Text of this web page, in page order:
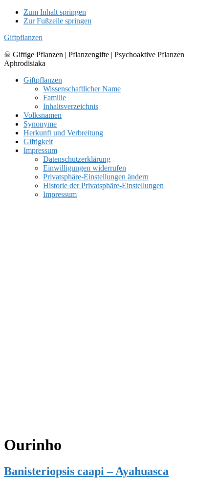
Zum Inhalt springen
Zur Fußzeile springen
Giftpflanzen
☠ Giftige Pflanzen | Pflanzengifte | Psychoaktive Pflanzen |
Aphrodisiaka
Giftpflanzen
Wissenschaftlicher Name
Familie
Inhaltsverzeichnis
Volksnamen
Synonyme
Herkunft und Verbreitung
Giftigkeit
Impressum
Datenschutzerklärung
Einwilligungen widerrufen
Privatsphäre-Einstellungen ändern
Historie der Privatsphäre-Einstellungen
Impressum
Ourinho
Banisteriopsis caapi – Ayahuasca